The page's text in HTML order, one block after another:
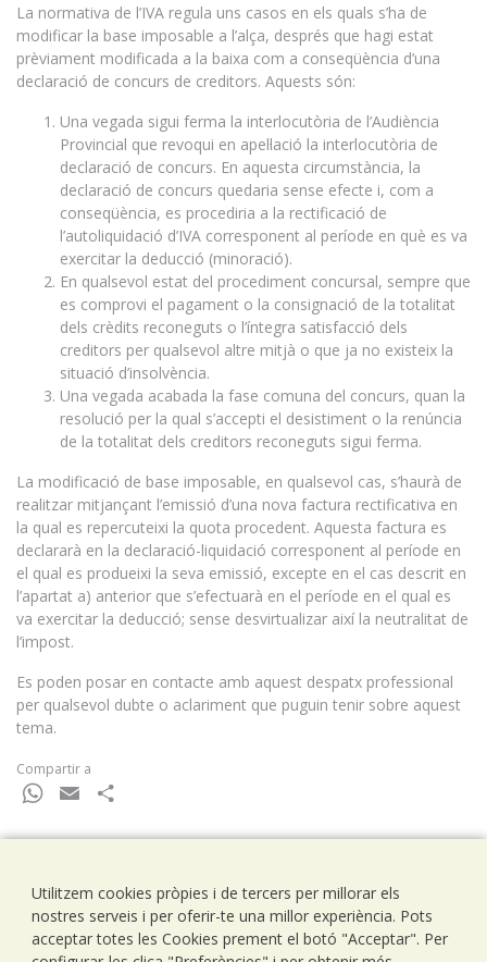
La normativa de l’IVA regula uns casos en els quals s’ha de
modificar la base imposable a l’alça, després que hagi estat
prèviament modificada a la baixa com a conseqüència d’una
declaració de concurs de creditors. Aquests són:
Una vegada sigui ferma la interlocutòria de l’Audiència
Provincial que revoqui en apel·lació la interlocutòria de
declaració de concurs. En aquesta circumstància, la
declaració de concurs quedaria sense efecte i, com a
conseqüència, es procediria a la rectificació de
l’autoliquidació d’IVA corresponent al període en què es va
exercitar la deducció (minoració).
En qualsevol estat del procediment concursal, sempre que
es comprovi el pagament o la consignació de la totalitat
dels crèdits reconeguts o l’íntegra satisfacció dels
creditors per qualsevol altre mitjà o que ja no existeix la
situació d’insolvència.
Una vegada acabada la fase comuna del concurs, quan la
resolució per la qual s’accepti el desistiment o la renúncia
de la totalitat dels creditors reconeguts sigui ferma.
La modificació de base imposable, en qualsevol cas, s’haurà de
realitzar mitjançant l’emissió d’una nova factura rectificativa en
la qual es repercuteixi la quota procedent. Aquesta factura es
declararà en la declaració-liquidació corresponent al període en
el qual es produeixi la seva emissió, excepte en el cas descrit en
l’apartat a) anterior que s’efectuarà en el període en el qual es
va exercitar la deducció; sense desvirtualizar així la neutralitat de
l’impost.
Es poden posar en contacte amb aquest despatx professional
per qualsevol dubte o aclariment que puguin tenir sobre aquest
tema.
Compartir a
WhatsApp
Email
Ramells Ramoneda
Assessors - Consultors
C/ Balmes 203, 1º 1ª
Utilitzem cookies pròpies i de tercers per millorar els
nostres serveis i per oferir-te una millor experiència. Pots
acceptar totes les Cookies prement el botó "Acceptar". Per